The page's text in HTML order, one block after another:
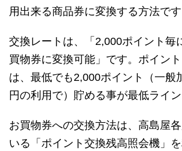
用出来る商品券に変換する方法です
交換レートは、「2,000ポイント毎
買物券に変換可能」です。ポイン
は、最低でも2,000ポイント（一般
円の利用で）貯める事が最低ライン
お買物券への交換方法は、高島屋
いる「ポイント交換残高照会機」を